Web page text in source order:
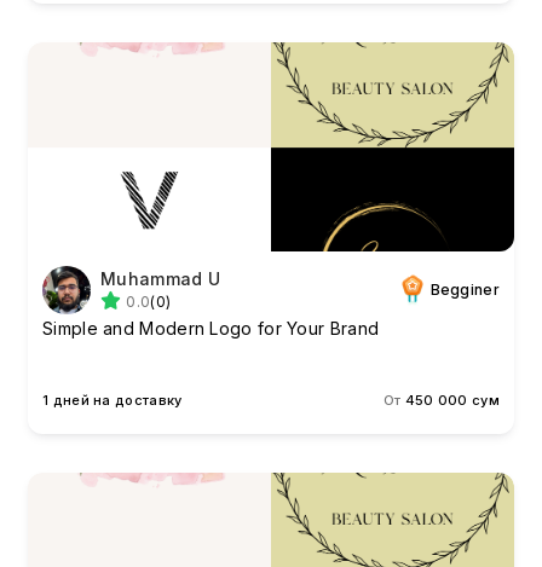
Muhammad U
0.0(0)
Begginer
Simple and Modern Logo for Your Brand
1 дней на доставку От 450 000 сум